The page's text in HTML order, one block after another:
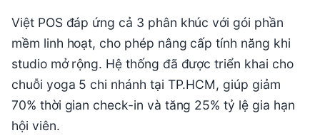
Việt POS đáp ứng cả 3 phân khúc với gói phần
mềm linh hoạt, cho phép nâng cấp tính năng khi
studio mở rộng. Hệ thống đã được triển khai cho
chuỗi yoga 5 chi nhánh tại TP.HCM, giúp giảm
70% thời gian check-in và tăng 25% tỷ lệ gia hạn
hội viên.